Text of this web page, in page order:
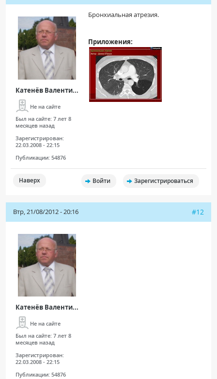
Катенёв Валенти...
Не на сайте
Был на сайте: 7 лет 8
месяцев назад
Зарегистрирован:
22.03.2008 - 22:15
Публикации: 54876
Бронхиальная атрезия.
Приложения:
Наверх Войти Зарегистрироваться
Втр, 21/08/2012 - 20:16 #12
Катенёв Валенти...
Не на сайте
Был на сайте: 7 лет 8
месяцев назад
Зарегистрирован:
22.03.2008 - 22:15
Публикации: 54876